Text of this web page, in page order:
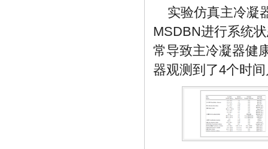
实验仿真主冷凝
MSDBN进行系统
常导致主冷凝器健
器观测到了4个时